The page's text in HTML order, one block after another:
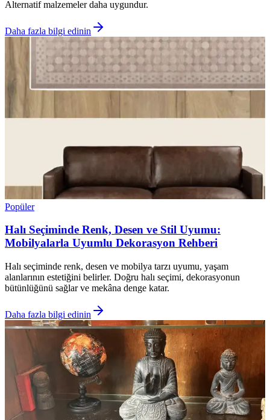
Alternatif malzemeler daha uygundur.
Daha fazla bilgi edinin
Popüler
Halı Seçiminde Renk, Desen ve Stil Uyumu:
Mobilyalarla Uyumlu Dekorasyon Rehberi
Halı seçiminde renk, desen ve mobilya tarzı uyumu, yaşam
alanlarının estetiğini belirler. Doğru halı seçimi, dekorasyonun
bütünlüğünü sağlar ve mekâna denge katar.
Daha fazla bilgi edinin